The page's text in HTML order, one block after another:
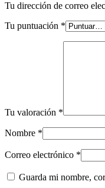
Tu dirección de correo
Tu puntuación *
Tu valoración *
Nombre *
Correo electrónico *
Guarda mi nombre,